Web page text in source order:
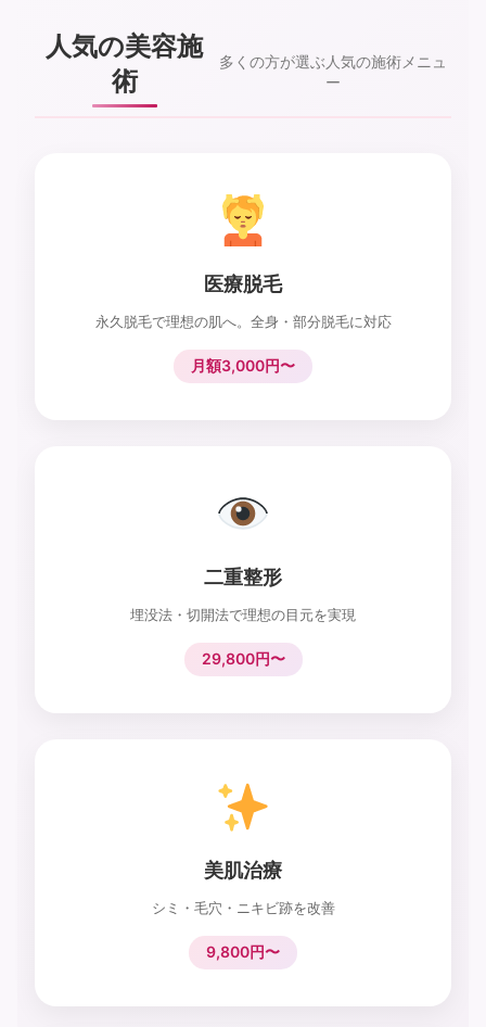
人気の美容施
術
多くの方が選ぶ人気の施術メニュ
ー
医療脱毛
永久脱毛で理想の肌へ。全身・部分脱毛に対応
月額3,000円〜
二重整形
埋没法・切開法で理想の目元を実現
29,800円〜
美肌治療
シミ・毛穴・ニキビ跡を改善
9,800円〜